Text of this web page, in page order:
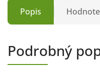
Popis
Podrobný